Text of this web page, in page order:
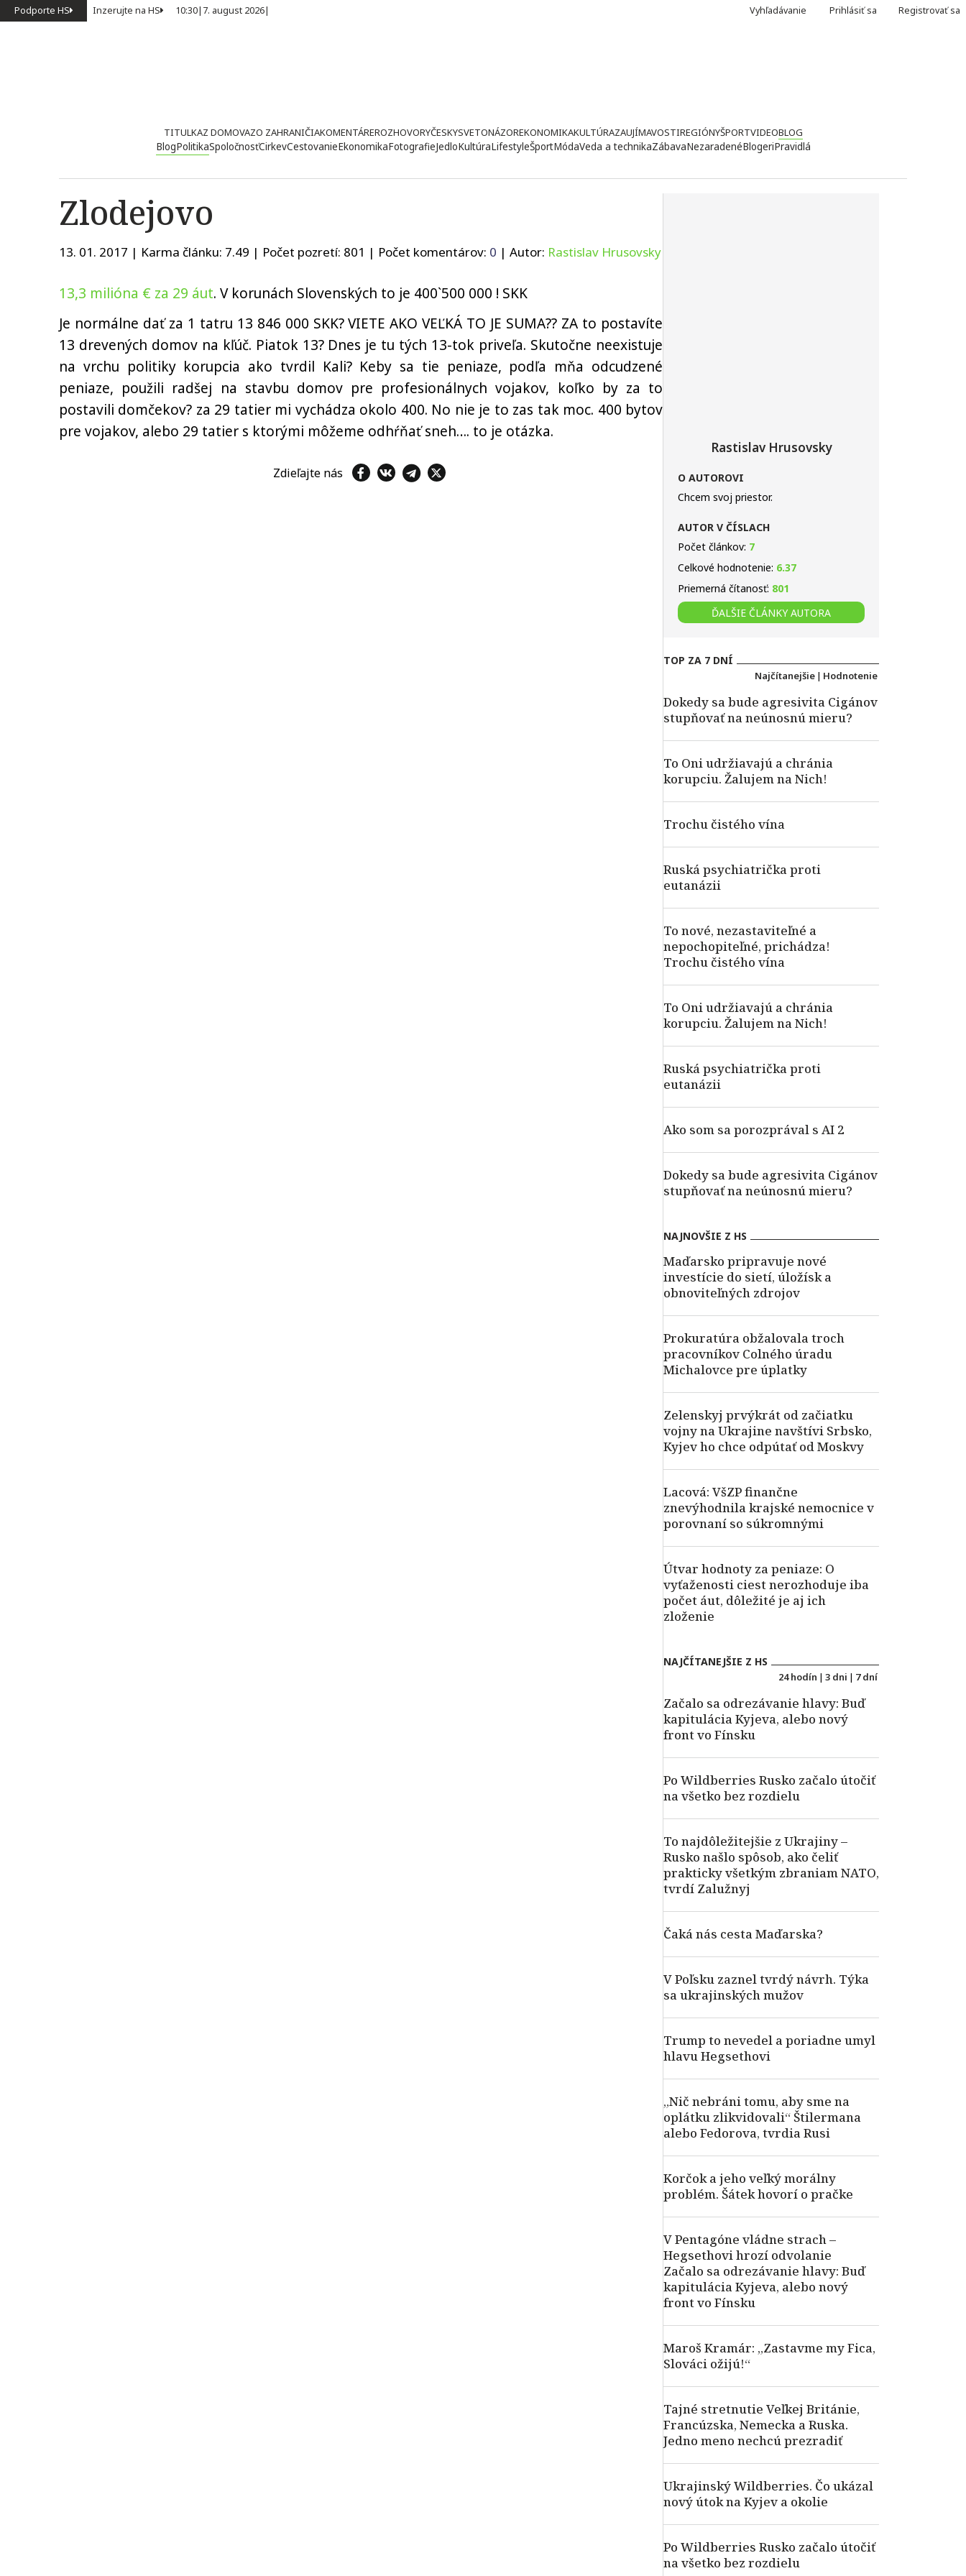
Podporte HS Inzerujte na HS 10:30| 7. august 2026| Vyhľadávanie Prihlásiť sa Registrovať sa
TITULKAZ DOMOVAZO ZAHRANIČIAKOMENTÁREROZHOVORYČESKYSVETONÁZOREKONOMIKAKULTÚRAZAUJÍMAVOSTIREGIÓNYŠPORTVIDEOBLOG
BlogPolitikaSpoločnosťCirkevCestovanieEkonomikaFotografieJedloKultúraLifestyleŠportMódaVeda a technikaZábavaNezaradenéBlogeriPravidlá
Zlodejovo
13. 01. 2017 | Karma článku: 7.49 | Počet pozretí: 801 | Počet komentárov: 0 | Autor: Rastislav Hrusovsky
13,3 milióna € za 29 áut. V korunách Slovenských to je 400`500 000 ! SKK
Je normálne dať za 1 tatru 13 846 000 SKK? VIETE AKO VEĽKÁ TO JE SUMA?? ZA to postavíte
13 drevených domov na kľúč. Piatok 13? Dnes je tu tých 13-tok priveľa. Skutočne neexistuje
na vrchu politiky korupcia ako tvrdil Kali? Keby sa tie peniaze, podľa mňa odcudzené
peniaze, použili radšej na stavbu domov pre profesionálnych vojakov, koľko by za to
postavili domčekov? za 29 tatier mi vychádza okolo 400. No nie je to zas tak moc. 400 bytov
pre vojakov, alebo 29 tatier s ktorými môžeme odhŕňať sneh…. to je otázka.
Zdieľajte nás
Rastislav Hrusovsky
O AUTOROVI
Chcem svoj priestor.
AUTOR V ČÍSLACH
Počet článkov: 7
Celkové hodnotenie: 6.37
Priemerná čítanosť: 801
ĎALŠIE ČLÁNKY AUTORA
TOP ZA 7 DNÍ
Najčítanejšie | Hodnotenie
Dokedy sa bude agresivita Cigánov
stupňovať na neúnosnú mieru?
To Oni udržiavajú a chránia
korupciu. Žalujem na Nich!
Trochu čistého vína
Ruská psychiatrička proti
eutanázii
To nové, nezastaviteľné a
nepochopiteľné, prichádza!
Trochu čistého vína
To Oni udržiavajú a chránia
korupciu. Žalujem na Nich!
Ruská psychiatrička proti
eutanázii
Ako som sa porozprával s AI 2
Dokedy sa bude agresivita Cigánov
stupňovať na neúnosnú mieru?
NAJNOVŠIE Z HS
Maďarsko pripravuje nové
investície do sietí, úložísk a
obnoviteľných zdrojov
Prokuratúra obžalovala troch
pracovníkov Colného úradu
Michalovce pre úplatky
Zelenskyj prvýkrát od začiatku
vojny na Ukrajine navštívi Srbsko,
Kyjev ho chce odpútať od Moskvy
Lacová: VšZP finančne
znevýhodnila krajské nemocnice v
porovnaní so súkromnými
Útvar hodnoty za peniaze: O
vyťaženosti ciest nerozhoduje iba
počet áut, dôležité je aj ich
zloženie
NAJČÍTANEJŠIE Z HS
24 hodín | 3 dni | 7 dní
Začalo sa odrezávanie hlavy: Buď
kapitulácia Kyjeva, alebo nový
front vo Fínsku
Po Wildberries Rusko začalo útočiť
na všetko bez rozdielu
To najdôležitejšie z Ukrajiny –
Rusko našlo spôsob, ako čeliť
prakticky všetkým zbraniam NATO,
tvrdí Zalužnyj
Čaká nás cesta Maďarska?
V Poľsku zaznel tvrdý návrh. Týka
sa ukrajinských mužov
Trump to nevedel a poriadne umyl
hlavu Hegsethovi
„Nič nebráni tomu, aby sme na
oplátku zlikvidovali“ Štilermana
alebo Fedorova, tvrdia Rusi
Korčok a jeho veľký morálny
problém. Šátek hovorí o pračke
V Pentagóne vládne strach –
Hegsethovi hrozí odvolanie
Začalo sa odrezávanie hlavy: Buď
kapitulácia Kyjeva, alebo nový
front vo Fínsku
Maroš Kramár: „Zastavme my Fica,
Slováci ožijú!“
Tajné stretnutie Veľkej Británie,
Francúzska, Nemecka a Ruska.
Jedno meno nechcú prezradiť
Ukrajinský Wildberries. Čo ukázal
nový útok na Kyjev a okolie
Po Wildberries Rusko začalo útočiť
na všetko bez rozdielu